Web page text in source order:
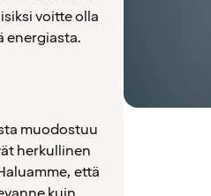
voitte olla
energiasta.
muodostuu
herkullinen
että